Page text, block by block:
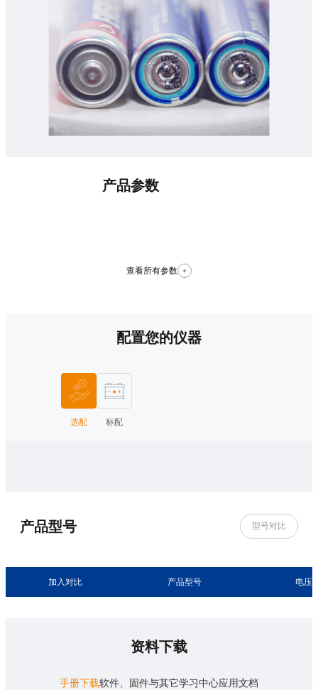
产品参数
查看所有参数
配置您的仪器
选配 标配
产品型号 型号对比
加入对比 产品型号 电压
资料下载
手册下载软件、固件与其它学习中心应用文档